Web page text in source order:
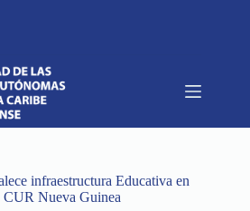
infraestructura Educativa en
Nueva Guinea